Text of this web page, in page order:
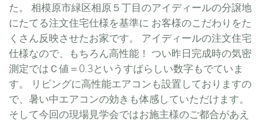
た。 相模原市緑区相原５丁目のアイディールの分譲地
にたてる注文住宅仕様を基準に お客様のこだわりをた
くさん反映させたお家です。 アイディールの注文住宅
仕様なので、もちろん高性能！ つい昨日完成時の気密
測定ではＣ値＝0.3というすばらしい数字もでていま
す。 リビングに高性能エアコンも設置しておりますの
で、暑い中エアコンの効きも体感していただけます。
そして今回の現場見学会ではお施主様のご都合があえ